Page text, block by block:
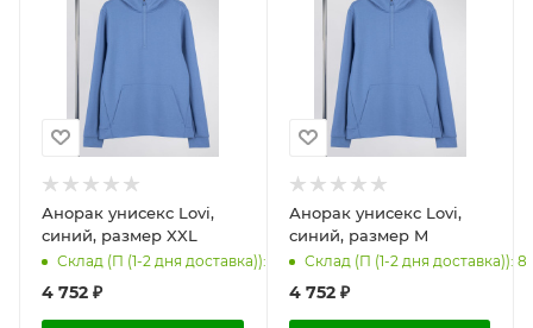
Анорак унисекс Lovi,
синий, размер XXL
Склад (П (1-2 дня доставка)): 3
4 752 ₽
Анорак унисекс Lovi,
синий, размер M
Склад (П (1-2 дня доставка)): 8
4 752₽